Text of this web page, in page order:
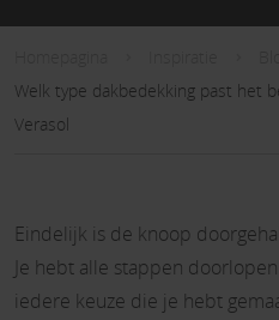
Welk type dakbedekking past het
Verasol
Eindelijk is de knoop
Je hebt alle stappen
iedere keuze die je hebt